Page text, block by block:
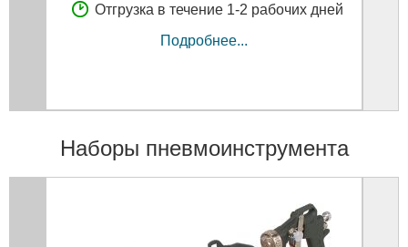
Отгрузка в течение 1-2 рабочих дней
Подробнее...
Наборы пневмоинструмента